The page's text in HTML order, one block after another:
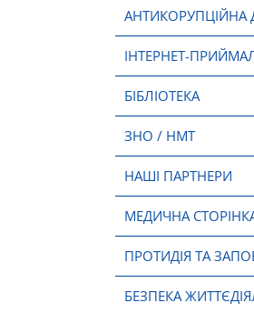
АНТИКОРУПЦІЙНА
ІНТЕРНЕТ-
БІБЛІОТЕКА
ЗНО / НМТ
НАШІ ПАРТНЕРИ
МЕДИЧНА
ПРОТИДІЯ ТА
БЕЗПЕКА